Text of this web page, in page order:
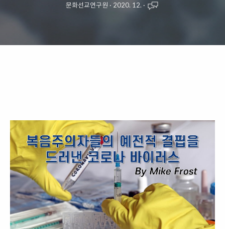
문화선교연구원 · 2020. 12. ·